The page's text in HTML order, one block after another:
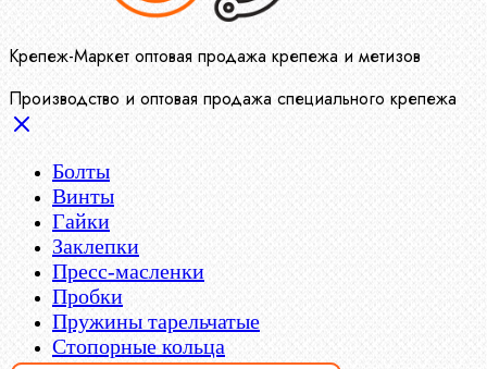
Крепеж-Маркет оптовая продажа крепежа и метизов
Производство и оптовая продажа специального крепежа
Болты
Винты
Гайки
Заклепки
Пресс-масленки
Пробки
Пружины тарельчатые
Стопорные кольца